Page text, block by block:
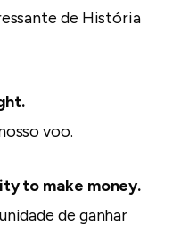
de História
voo.
to make money.
de ganhar